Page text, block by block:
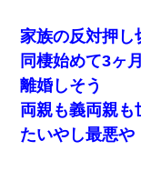
家族の反対押し
同棲始めて3ヶ
離婚しそう
両親も義両親も
たいやし最悪や